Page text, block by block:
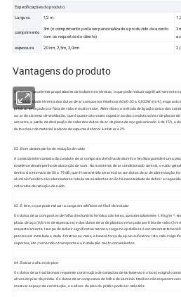
Especificações do produto
Largura 1,2 m.
comprimento
3m (o comprimento pode ser personalizado e produzido de acordo
com os requisitos do cliente)
espessura
2,0cm, 2,5m, 3,0cm
Vantagens do produto
01. Possui excelentes propriedades de isolamento térmico, o que pode reduzir significativamente
A condutividade térmica dos dutos de ar compostos fenólicos é de 0.02 a 0,032W/(m·k),
plástico reforçado por fibra de vidro é muito maior. Além disso, o método de ligação único das
ao ar do sistema de ventilação, que é quase oito vezes superior ao das condutas de ar de placas
amostra, a perda de dissipação de calor dos dutos de ar de placa de aço galvanizado é de 15%, a
dutos de ar de material isolante de espuma de fenol é inferior a 2%.
02. Bom desempenho de redução de ruído
A camada intercamada da conduta de ar composta de folha de alumínio fenólica parede é uma
excelente desempenho de absorção de som. Num sistema de ar condicionado central, o ruído
dentro do intervalo de 50 a 79 dB, que é transmitido através das condutas de ar de alimentação,
alumínio fenólico são silenciadores tubulares excelentes e não há necessidade de definir a
cotovelos de redução de ruído.
03. É leve, o que pode reduzir a carga em edifícios e é fácil de instalar
Os dutos de ar compostos de folha de alumínio fenólico são leves, aproximadamente 1.4 kg/m ³,
placa de aço (0,8 mm de espessura) e dos dutos de ar de plástico reforçado por fibra de vidro (3
respectivamente. Isso pode reduzir significativamente a carga nos prédios e é extremamente
precisa ser instalado a cada 4 metros ou mais, e haverá força de apoio suficiente. Isto reduz
suportes, etc., tornando o transporte e a instalação muito convenientes.
04. Baixar a altura do piso
Os dutos de ar tradicionais requerem construção de camadas de isolamento no local, exigindo
altura do piso do prédio. Os dutos de ar compostos de folha de alumínio fenólico não requerem
reservar espaço de construção, e a altura do piso do prédio pode ser reduzida